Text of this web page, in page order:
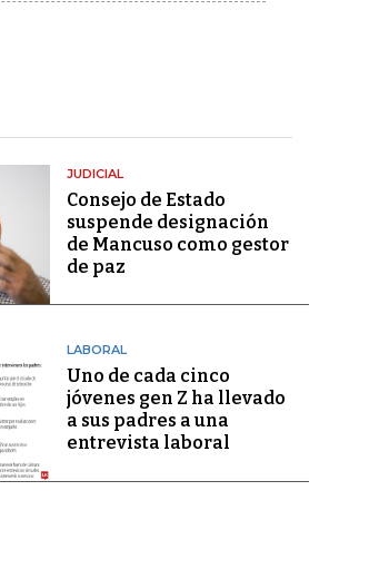
JUDICIAL
Consejo de Estado
suspende designación
de Mancuso como gestor
de paz
LABORAL
Uno de cada cinco
jóvenes gen Z ha llevado
a sus padres a una
entrevista laboral